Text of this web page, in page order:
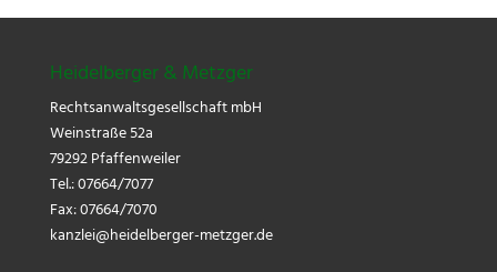
Heidelberger & Metzger
Rechtsanwaltsgesellschaft mbH
Weinstraße 52a
79292 Pfaffenweiler
Tel.: 07664/7077
Fax: 07664/7070
kanzlei@heidelberger-metzger.de